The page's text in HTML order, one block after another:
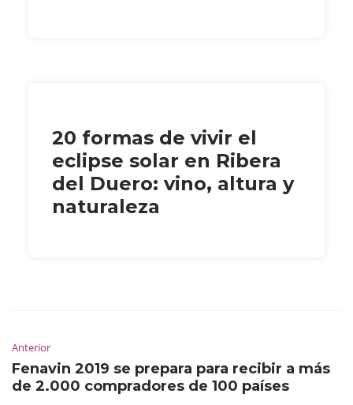
20 formas de vivir el
eclipse solar en Ribera
del Duero: vino, altura y
naturaleza
Anterior
Fenavin 2019 se prepara para recibir a más
de 2.000 compradores de 100 países